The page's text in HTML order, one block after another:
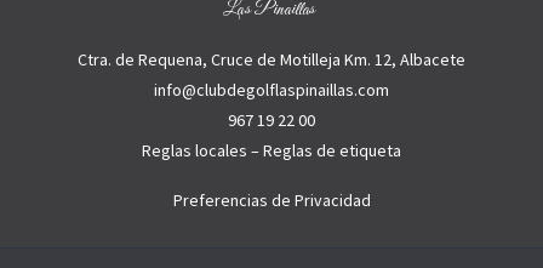
Ctra. de Requena, Cruce de Motilleja Km. 12, Albacete
info@clubdegolflaspinaillas.com
967 19 22 00
Reglas locales –Reglas de etiqueta
Preferencias de Privacidad